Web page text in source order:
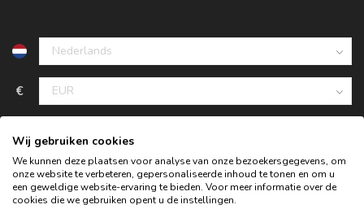
€
Wij gebruiken cookies
We kunnen deze plaatsen voor analyse van onze bezoekersgegevens, om
onze website te verbeteren, gepersonaliseerde inhoud te tonen en om u
een geweldige website-ervaring te bieden. Voor meer informatie over de
cookies die we gebruiken opent u de instellingen.